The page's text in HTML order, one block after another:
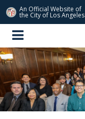
An Official Website of
the City of Los Angeles